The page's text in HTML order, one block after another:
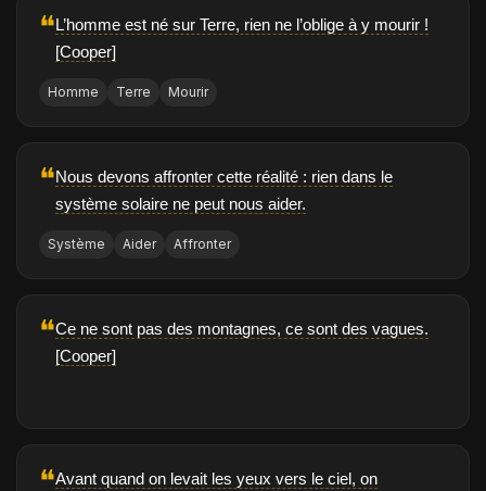
❝L’homme est né sur Terre, rien ne l’oblige à y mourir !
[Cooper]
Homme Terre Mourir
❝Nous devons affronter cette réalité : rien dans le
système solaire ne peut nous aider.
Système Aider Affronter
❝Ce ne sont pas des montagnes, ce sont des vagues.
[Cooper]
❝Avant quand on levait les yeux vers le ciel, on